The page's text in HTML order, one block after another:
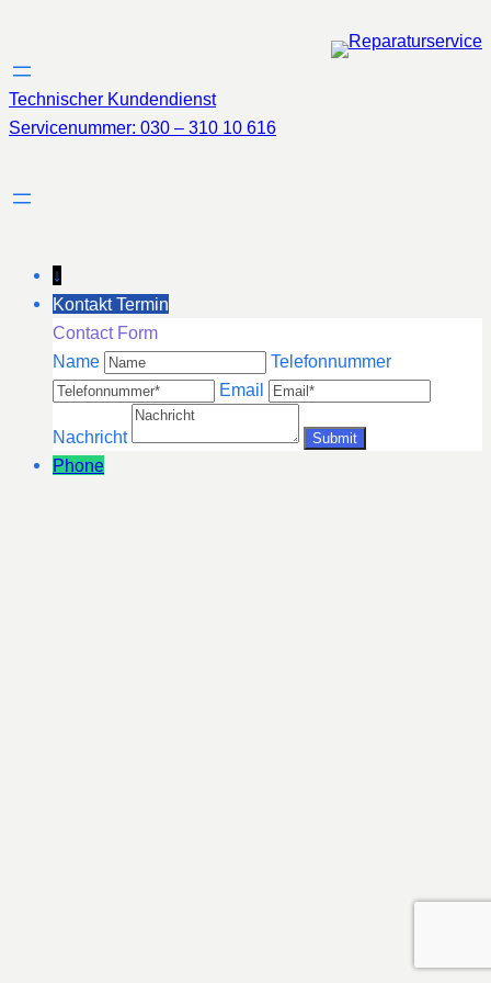
springen
Technischer Kundendienst
Servicenummer: 030 – 310 10 616
↓
Kontakt Termin
Contact Form
Name
Telefonnummer
Email
Nachricht
Phone